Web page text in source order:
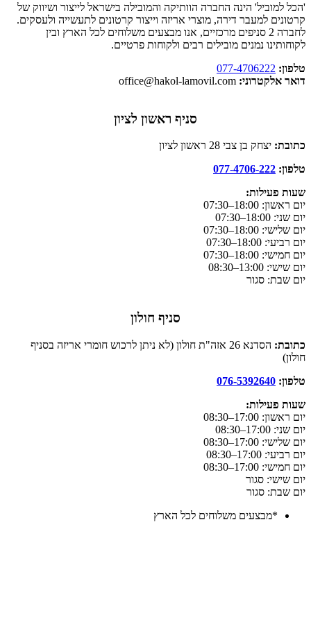
'הכל למוביל' הינה החברה הוותיקה והמובילה בישראל לייצור ושיווק של
קרטונים למעבר דירה, מוצרי אריזה וייצור קרטונים לתעשייה ולעסקים.
לחברה 2 סניפים מרכזיים, אנו מבצעים משלוחים לכל הארץ ובין
לקוחותינו נמנים מובילים רבים ולקוחות פרטיים.
טלפון: 077-4706222
דואר אלקטרוני:
סניף ראשון לציון
כתובת: יצחק בן צבי 28 ראשון לציון
טלפון: 077-4706-222
שעות פעילות:
יום ראשון: 18:00–07:30
יום שני: 18:00–07:30
יום שלישי: 18:00–07:30
יום רביעי: 18:00–07:30
יום חמישי: 18:00–07:30
יום שישי: 13:00–08:30
יום שבת: סגור
סניף חולון
כתובת:
הסדנא 26 אזה"ת חולון (לא ניתן לרכוש חומרי אריזה בסניף
חולון)
טלפון: 076-5392640
שעות פעילות:
יום ראשון: 17:00–08:30
יום שני: 17:00–08:30
יום שלישי: 17:00–08:30
יום רביעי: 17:00–08:30
יום חמישי: 17:00–08:30
יום שישי: סגור
יום שבת: סגור
*מבצעים משלוחים לכל הארץ